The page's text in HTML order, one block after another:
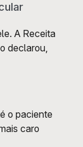
A Receita
declarou,
o paciente
caro